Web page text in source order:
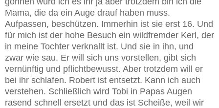
Mama, die da ein Auge drauf haben muss.
Aufpassen, beschützen. Immerhin ist sie erst 16. Und
für mich ist der hohe Besuch ein wildfremder Kerl, der
in meine Tochter verknallt ist. Und sie in ihn, und
zwar wie sau. Er will sich uns vorstellen, gibt sich
vernünftig und pflichtbewusst. Aber trotzdem will er
bei ihr schlafen. Robert ist entsetzt. Kann ich auch
verstehen. Schließlich wird Tobi in Papas Augen
rasend schnell ersetzt und das ist Scheiße, weil wir